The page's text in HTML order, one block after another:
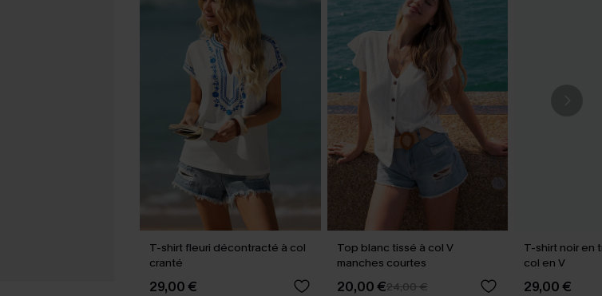
T-shirt fleuri décontracté à col
cranté
29,00 €
Top blanc tissé à col V
manches courtes
20,00 €24,00 €
T-shirt noir en
col en V
29,00 €